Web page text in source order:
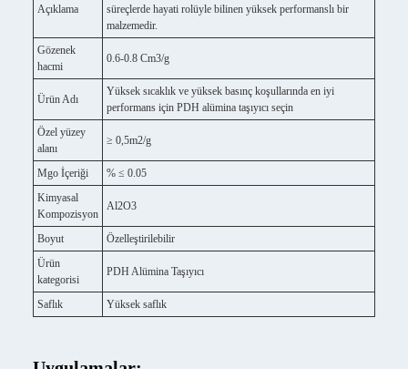
Açıklama
süreçlerde hayati rolüyle bilinen yüksek performanslı bir
malzemedir.
Gözenek
hacmi
0.6-0.8 Cm3/g
Ürün Adı
Yüksek sıcaklık ve yüksek basınç koşullarında en iyi
performans için PDH alümina taşıyıcı seçin
Özel yüzey
alanı
≥ 0,5m2/g
Mgo İçeriği
% ≤ 0.05
Kimyasal
Kompozisyon
Al2O3
Boyut
Özelleştirilebilir
Ürün
kategorisi
PDH Alümina Taşıyıcı
Saflık Yüksek saflık